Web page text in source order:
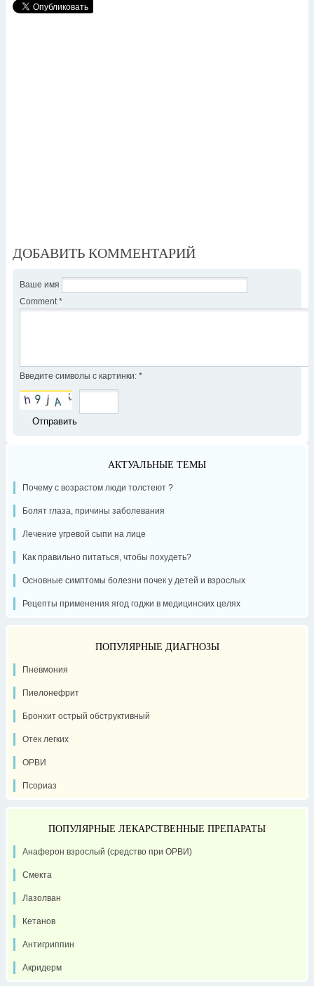
ДОБАВИТЬ КОММЕНТАРИЙ
Ваше имя
Comment *
Введите символы с картинки: *
АКТУАЛЬНЫЕ ТЕМЫ
Почему с возрастом люди толстеют ?
Болят глаза, причины заболевания
Лечение угревой сыпи на лице
Как правильно питаться, чтобы похудеть?
Основные симптомы болезни почек у детей и взрослых
Рецепты применения ягод годжи в медицинских целях
ПОПУЛЯРНЫЕ ДИАГНОЗЫ
Пневмония
Пиелонефрит
Бронхит острый обструктивный
Отек легких
ОРВИ
Псориаз
ПОПУЛЯРНЫЕ ЛЕКАРСТВЕННЫЕ ПРЕПАРАТЫ
Анаферон взрослый (средство при ОРВИ)
Смекта
Лазолван
Кетанов
Антигриппин
Акридерм